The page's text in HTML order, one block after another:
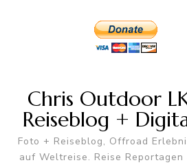
Chris Outdoor
Reiseblog +
Foto + Reiseblog, Offroad
auf Weltreise. Reise